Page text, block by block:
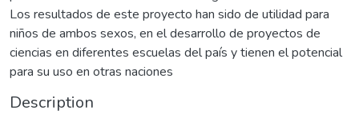
Los resultados de este proyecto han sido de utilidad para
niños de ambos sexos, en el desarrollo de proyectos de
ciencias en diferentes escuelas del país y tienen el potencial
para su uso en otras naciones
Description